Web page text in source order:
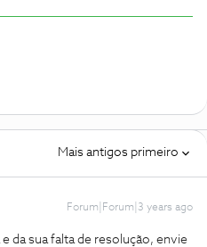
Mais antigos primeiro
Forum|Forum|3 years ago
da sua falta de resolução, envie